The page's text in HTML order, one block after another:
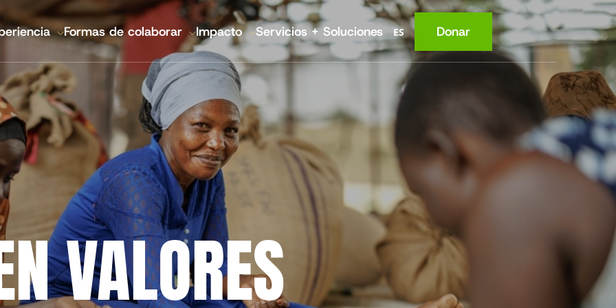
y anuales
IMA Salud Mundial
Socorro Luterano Mundial
Tecnologías CGA
Invertir desde cero
Marcas del mercado agrícola
Cadasta
Lugar
Conocimiento
Ingresos
Formas de colaborar Impacto Servicios + Soluciones ES Donar
VALORES